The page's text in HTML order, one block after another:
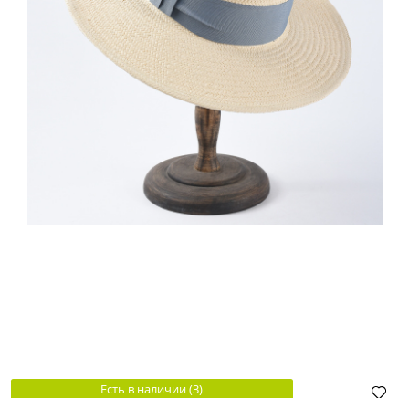
Есть в наличии (3)